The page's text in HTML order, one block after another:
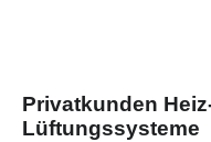
Privatkunden
Lüftungssysteme